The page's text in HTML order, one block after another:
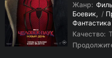
Жанр:
Боевик
/
Фантастика
Качество: